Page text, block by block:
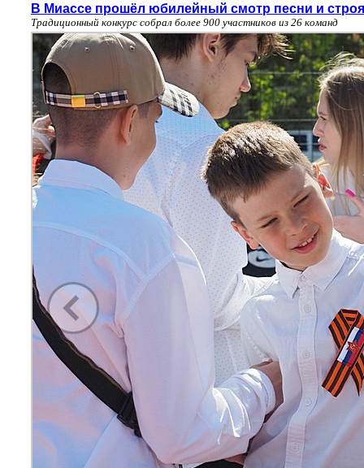
В Миассе прошёл юбилейный смотр песни и строя
Традиционный конкурс собрал более 900 участников из 26 команд